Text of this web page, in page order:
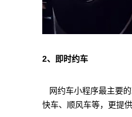
2、即时约车
网约车小程序最主要
快车、顺风车等，更提